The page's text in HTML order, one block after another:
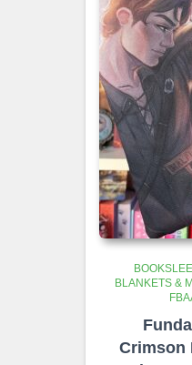
BLANKETS &
Crimson